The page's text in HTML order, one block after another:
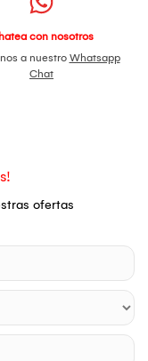
con nosotros
a nuestro Whatsapp
Chat
ofertas